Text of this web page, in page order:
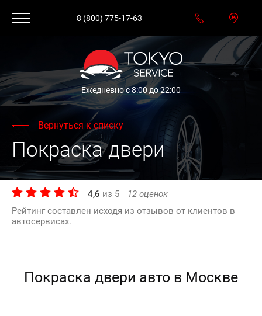
8 (800) 775-17-63
Ежедневно с 8:00 до 22:00
Вернуться к списку
Покраска двери
4,6 из 5 12 оценок
Рейтинг составлен исходя из отзывов от клиентов в
автосервисах.
Покраска двери авто в Москве